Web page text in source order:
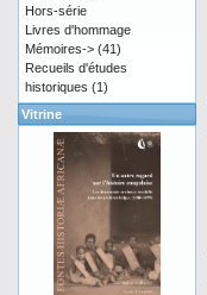
Hors-série
Livres d'hommage
Mémoires-> (41)
Recueils d'études
historiques (1)
Vitrine